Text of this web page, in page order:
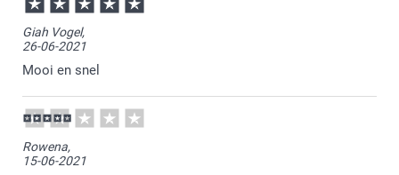
Giah Vogel,
26-06-2021
Mooi en snel
Rowena,
15-06-2021